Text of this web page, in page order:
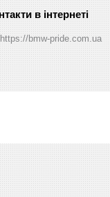
https://bmw-pride.com.ua